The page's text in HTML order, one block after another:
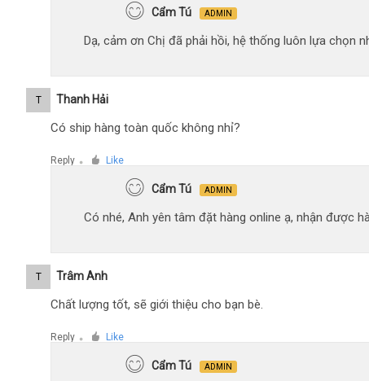
Cẩm Tú ADMIN
Dạ, cảm ơn Chị đã phải hồi, hệ thống luôn lựa chọn
T Thanh Hải
Có ship hàng toàn quốc không nhỉ?
Reply ● Like
Cẩm Tú ADMIN
Có nhé, Anh yên tâm đặt hàng online ạ, nhận được
T Trâm Anh
Chất lượng tốt, sẽ giới thiệu cho bạn bè.
Reply ● Like
Cẩm Tú ADMIN